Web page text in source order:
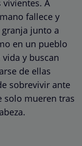
A
fallece y
junto a
en un pueblo
y buscan
de ellas
sobrevivir ante
solo mueren tras